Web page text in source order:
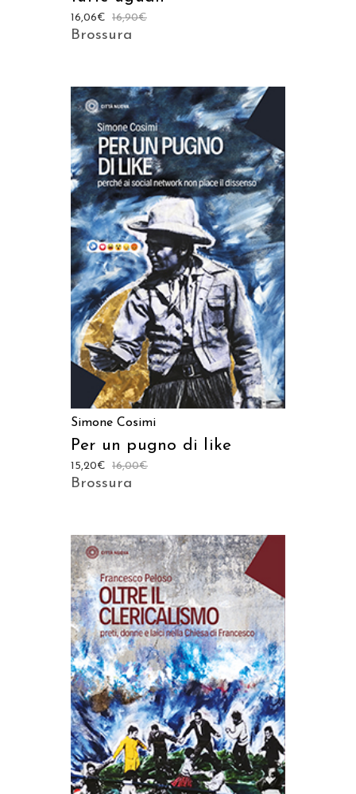
16,90€
16,06€
Brossura
AGGIUNGI AL CARRELLO
Simone Cosimi
Per un pugno di like
16,00€
15,20€
Brossura
AGGIUNGI AL CARRELLO